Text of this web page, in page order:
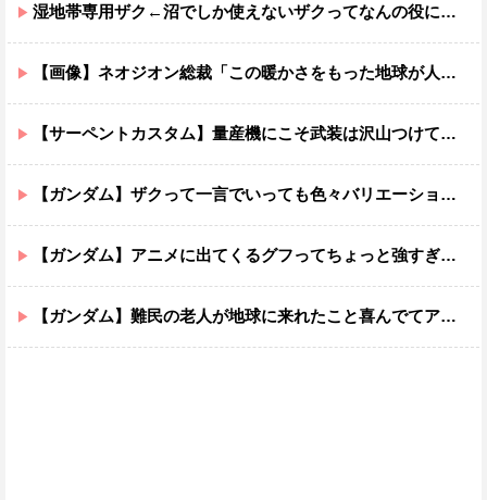
湿地帯専用ザク←沼でしか使えないザクってなんの役に立つ設定なんだ？
【画像】ネオジオン総裁「この暖かさをもった地球が人間さえ破壊するんだ（汗だく）」
【サーペントカスタム】量産機にこそ武装は沢山つけてほしいよね
【ガンダム】ザクって一言でいっても色々バリエーションがあるよね
【ガンダム】アニメに出てくるグフってちょっと強すぎじゃない？
【ガンダム】難民の老人が地球に来れたこと喜んでてアレ？連邦もやってることヤバくない？ってなる